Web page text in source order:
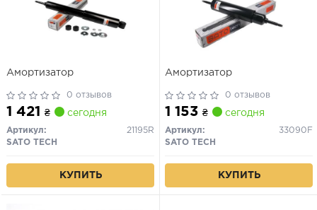
Амортизатор
0 отзывов
1 421 ₴ сегодня
Артикул:
21195R
SATO TECH
КУПИТЬ
Амортизатор
0 отзывов
1 153 ₴ сегодня
Артикул:
33090F
SATO TECH
КУПИТЬ